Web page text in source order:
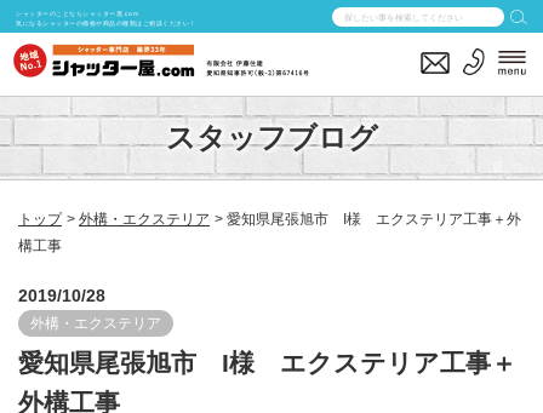
シャッターのことならシャッター屋.com
気になるシャッターの価格や商品の種類はご相談ください！
スタッフブログ
トップ 外構・エクステリア
愛知県尾張旭市 I様 エクステリア工事＋外
構工事
2019/10/28
外構・エクステリア
愛知県尾張旭市 I様 エクステリア工事＋
外構工事